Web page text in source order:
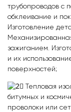
трубопроводов с
обклеивание и
Изготовление
зажиганием.
и их
поверхностей;
Тепловая
битумных и
проволоки или